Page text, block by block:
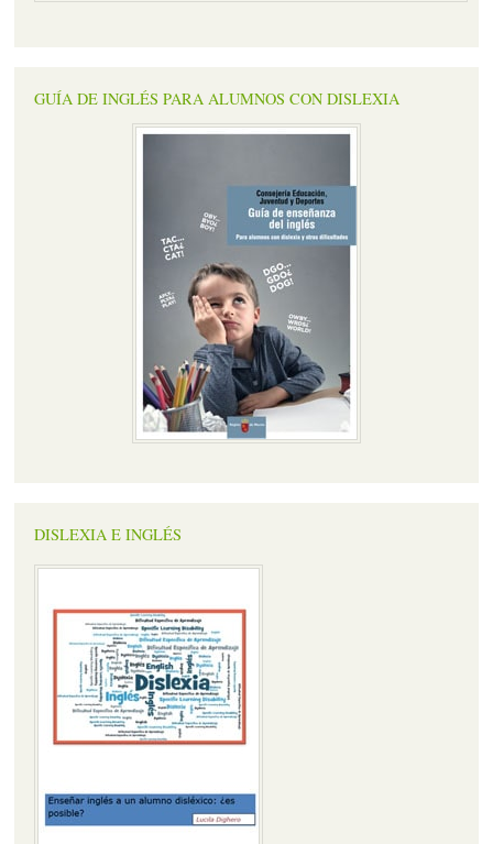
GUÍA DE INGLÉS PARA ALUMNOS CON DISLEXIA
DISLEXIA E INGLÉS